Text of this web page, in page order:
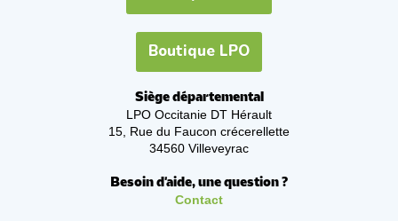
Boutique LPO
Siège départemental
LPO Occitanie DT Hérault
15, Rue du Faucon crécerellette
34560 Villeveyrac
Besoin d'aide, une question ?
Contact